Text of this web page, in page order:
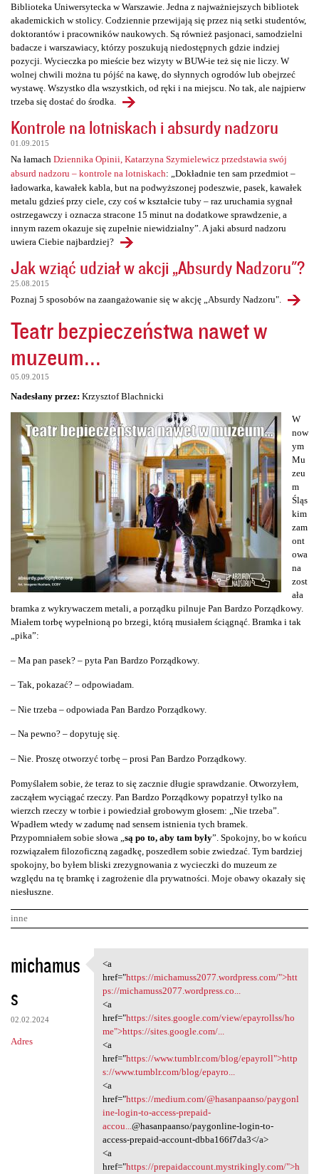
Biblioteka Uniwersytecka w Warszawie. Jedna z najważniejszych bibliotek
akademickich w stolicy. Codziennie przewijają się przez nią setki studentów,
doktorantów i pracowników naukowych. Są również pasjonaci, samodzielni
badacze i warszawiacy, którzy poszukują niedostępnych gdzie indziej
pozycji. Wycieczka po mieście bez wizyty w BUW-ie też się nie liczy. W
wolnej chwili można tu pójść na kawę, do słynnych ogrodów lub obejrzeć
wystawę. Wszystko dla wszystkich, od ręki i na miejscu. No tak, ale najpierw
trzeba się dostać do środka.
Kontrole na lotniskach i absurdy nadzoru
01.09.2015
Na łamach Dziennika Opinii, Katarzyna Szymielewicz przedstawia swój
absurd nadzoru – kontrole na lotniskach: „Dokładnie ten sam przedmiot –
ładowarka, kawałek kabla, but na podwyższonej podeszwie, pasek, kawałek
metalu gdzieś przy ciele, czy coś w kształcie tuby – raz uruchamia sygnał
ostrzegawczy i oznacza stracone 15 minut na dodatkowe sprawdzenie, a
innym razem okazuje się zupełnie niewidzialny”. A jaki absurd nadzoru
uwiera Ciebie najbardziej?
Jak wziąć udział w akcji „Absurdy Nadzoru"?
25.08.2015
Poznaj 5 sposobów na zaangażowanie się w akcję „Absurdy Nadzoru".
Teatr bezpieczeństwa nawet w
muzeum...
05.09.2015
Nadesłany przez: Krzysztof Blachnicki
W
now
ym
Mu
zeu
m
Śląs
kim
zam
ont
owa
na
zost
ała
bramka z wykrywaczem metali, a porządku pilnuje Pan Bardzo Porządkowy.
Miałem torbę wypełnioną po brzegi, którą musiałem ściągnąć. Bramka i tak
„pika”:
– Ma pan pasek? – pyta Pan Bardzo Porządkowy.
– Tak, pokazać? – odpowiadam.
– Nie trzeba – odpowiada Pan Bardzo Porządkowy.
– Na pewno? – dopytuję się.
– Nie. Proszę otworzyć torbę – prosi Pan Bardzo Porządkowy.
Pomyślałem sobie, że teraz to się zacznie długie sprawdzanie. Otworzyłem,
zacząłem wyciągać rzeczy. Pan Bardzo Porządkowy popatrzył tylko na
wierzch rzeczy w torbie i powiedział grobowym głosem: „Nie trzeba”.
Wpadłem wtedy w zadumę nad sensem istnienia tych bramek.
Przypomniałem sobie słowa „ są po to, aby tam były”. Spokojny, bo w końcu
rozwiązałem filozoficzną zagadkę, poszedłem sobie zwiedzać. Tym bardziej
spokojny, bo byłem bliski zrezygnowania z wycieczki do muzeum ze
względu na tę bramkę i zagrożenie dla prywatności. Moje obawy okazały się
niesłuszne.
inne
K
o
m
e
n
michamus
s
02.02.2024
Adres
<a href="https:/
<a
href="https://michamuss2077.wordpress.com/">htt
ps://michamuss2077.wordpress.co...
<a
href="https://sites.google.com/view/epayrollss/ho
me">https://sites.google.com/...
<a
href="https://www.tumblr.com/blog/epayroll">http
s://www.tumblr.com/blog/epayro...
<a
href="https://medium.com/@hasanpaanso/paygonl
ine-login-to-access-prepaid-
accou...@hasanpaanso/paygonline-login-to-
access-prepaid-account-dbba166f7da3</a>
<a
href="https://prepaidaccount.mystrikingly.com/">h